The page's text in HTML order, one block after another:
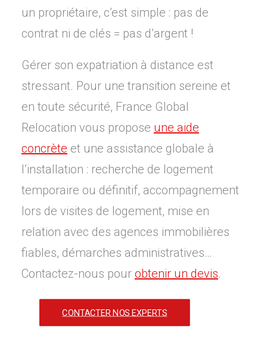
un propriétaire, c’est simple : pas de
contrat ni de clés = pas d’argent !
Gérer son expatriation à distance est
stressant. Pour une transition sereine et
en toute sécurité, France Global
Relocation vous propose une aide
concrète et une assistance globale à
l’installation : recherche de logement
temporaire ou définitif, accompagnement
lors de visites de logement, mise en
relation avec des agences immobilières
fiables, démarches administratives…
Contactez-nous pour obtenir un devis.
CONTACTER NOS EXPERTS